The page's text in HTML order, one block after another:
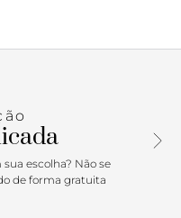
Traz cabedal em tira
por todo o
escolha? Não se
de forma gratuita